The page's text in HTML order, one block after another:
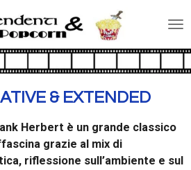
& EXTENDED
Herbert è un grande classico
grazie al mix di
riflessione sull’ambiente e sul